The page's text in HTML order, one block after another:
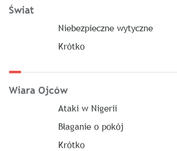
Świat
Niebezpieczne wytyczne
Krótko
Wiara Ojców
Ataki w Nigerii
Błaganie o pokój
Krótko